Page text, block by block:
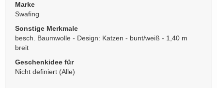
Marke
Swafing
Sonstige Merkmale
besch. Baumwolle - Design: Katzen - bunt/weiß - 1,40 m
breit
Geschenkidee für
Nicht definiert (Alle)